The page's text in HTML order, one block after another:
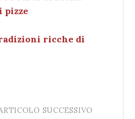
pizze
ricche di
SUCCESSIVO